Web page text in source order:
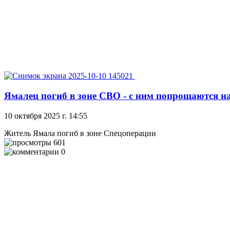
Ямалец погиб в зоне СВО - с ним попрощаются
10 октября 2025 г. 14:55
Житель Ямала погиб в зоне Спецоперации
601
0